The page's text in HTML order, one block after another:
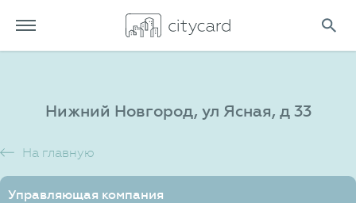
Нижний Новгород, ул Ясная, д 33
На главную
Управляющая компания